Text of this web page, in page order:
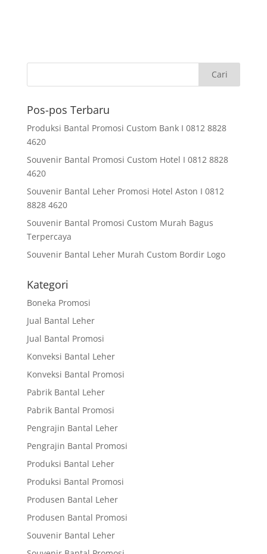
Pos-pos Terbaru
Produksi Bantal Promosi Custom Bank I 0812 8828
4620
Souvenir Bantal Promosi Custom Hotel I 0812 8828
4620
Souvenir Bantal Leher Promosi Hotel Aston I 0812
8828 4620
Souvenir Bantal Promosi Custom Murah Bagus
Terpercaya
Souvenir Bantal Leher Murah Custom Bordir Logo
Kategori
Boneka Promosi
Jual Bantal Leher
Jual Bantal Promosi
Konveksi Bantal Leher
Konveksi Bantal Promosi
Pabrik Bantal Leher
Pabrik Bantal Promosi
Pengrajin Bantal Leher
Pengrajin Bantal Promosi
Produksi Bantal Leher
Produksi Bantal Promosi
Produsen Bantal Leher
Produsen Bantal Promosi
Souvenir Bantal Leher